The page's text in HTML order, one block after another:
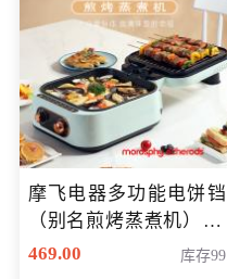
摩飞电器多功能电饼铛
（别名煎烤蒸煮机） 型
号MF-8888B 会员专享
469.00 库存99